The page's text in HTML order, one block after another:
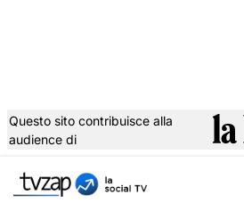
al
Questo sito contribuisce alla
audience di